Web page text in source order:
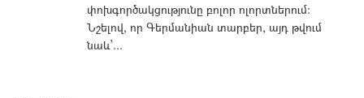
փոխգործակցությունը բոլոր ոլորտներում:
Նշելով, որ Գերմանիան տարբեր, այդ թվում
նաև՝...